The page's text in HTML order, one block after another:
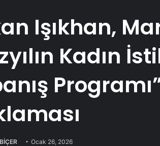
Işıkhan,
Kadın
Ocak 26, 2026